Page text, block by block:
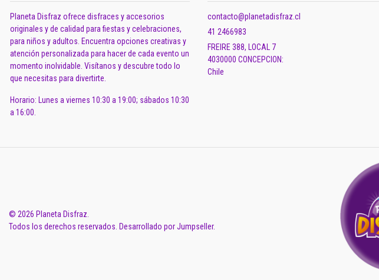
Planeta Disfraz ofrece disfraces y accesorios
originales y de calidad para fiestas y celebraciones,
para niños y adultos. Encuentra opciones creativas y
atención personalizada para hacer de cada evento un
momento inolvidable. Visítanos y descubre todo lo
que necesitas para divertirte.
Horario: Lunes a viernes 10:30 a 19:00; sábados 10:30
a 16:00.
contacto@planetadisfraz.cl
41 2466983
FREIRE 388, LOCAL 7
4030000 CONCEPCION:
Chile
© 2026 Planeta Disfraz.
Todos los derechos reservados. Desarrollado por Jumpseller.